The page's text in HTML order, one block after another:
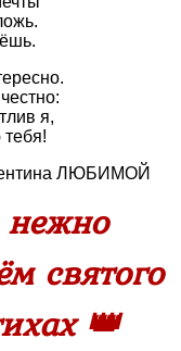
я,
нежно
святого
👑